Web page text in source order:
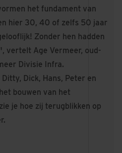
het fundament van
hier 30, 40 of zelfs 50 jaar
Zonder hen hadden
vertelt Age Vermeer, oud-
Divisie Infra.
Dick, Hans, Peter en
bouwen van het
je hoe zij terugblikken op